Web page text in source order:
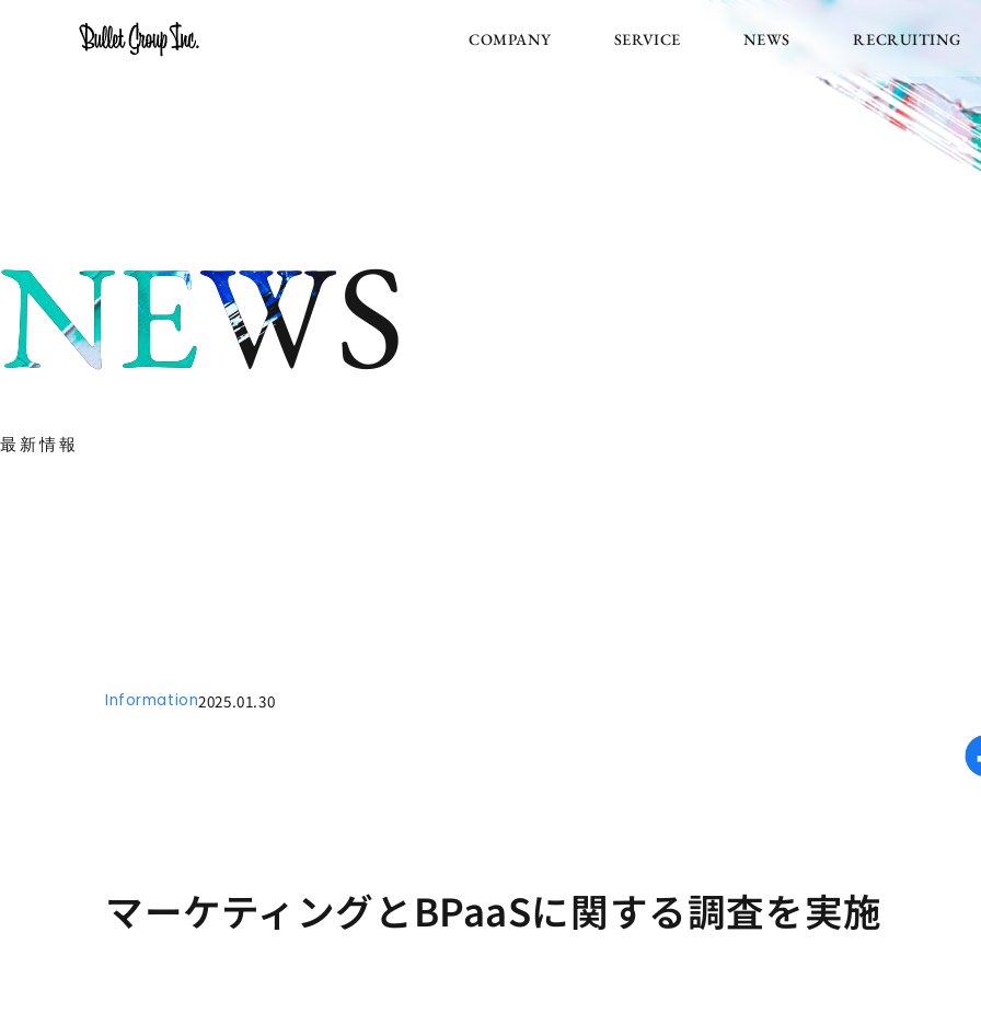
COMPANY SERVICE NEWS RECRUITING
NEWS
最新情報
Information2025.01.30
マーケティングとBPaaSに関する調査を実施